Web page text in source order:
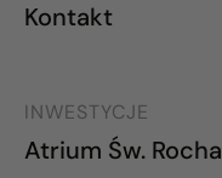
Kontakt
INWESTYCJE
Atrium Św. Rocha